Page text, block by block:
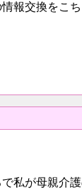
報交換をこち
私が母親介